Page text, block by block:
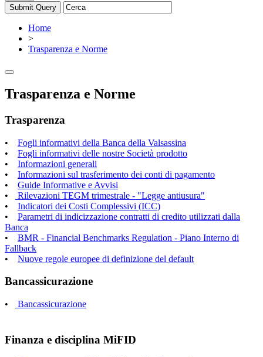
Home
>
Trasparenza e Norme
Trasparenza e Norme
Trasparenza
• Fogli informativi della Banca della Valsassina
• Fogli informativi delle nostre Società prodotto
• Informazioni generali
• Informazioni sul trasferimento dei conti di pagamento
• Guide Informative e Avvisi
•
Rilevazioni TEGM trimestrale - "Legge antiusura"
• Indicatori dei Costi Complessivi (ICC)
• Parametri di indicizzazione contratti di credito utilizzati dalla
Banca
• BMR - Financial Benchmarks Regulation - Piano Interno di
Fallback
• Nuove regole europee di definizione del default
Bancassicurazione
• Bancassicurazione
Finanza e disciplina MiFID